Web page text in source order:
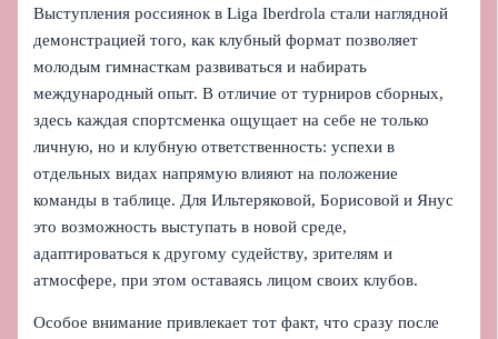
Выступления россиянок в Liga Iberdrola стали наглядной
демонстрацией того, как клубный формат позволяет
молодым гимнасткам развиваться и набирать
международный опыт. В отличие от турниров сборных,
здесь каждая спортсменка ощущает на себе не только
личную, но и клубную ответственность: успехи в
отдельных видах напрямую влияют на положение
команды в таблице. Для Ильтеряковой, Борисовой и Янус
это возможность выступать в новой среде,
адаптироваться к другому судейству, зрителям и
атмосфере, при этом оставаясь лицом своих клубов.
Особое внимание привлекает тот факт, что сразу после